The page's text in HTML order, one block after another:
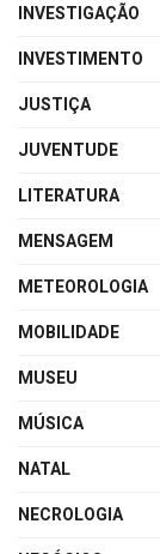
INVESTIGAÇÃO
INVESTIMENTO
JUSTIÇA
JUVENTUDE
LITERATURA
MENSAGEM
METEOROLOGIA
MOBILIDADE
MUSEU
MÚSICA
NATAL
NECROLOGIA